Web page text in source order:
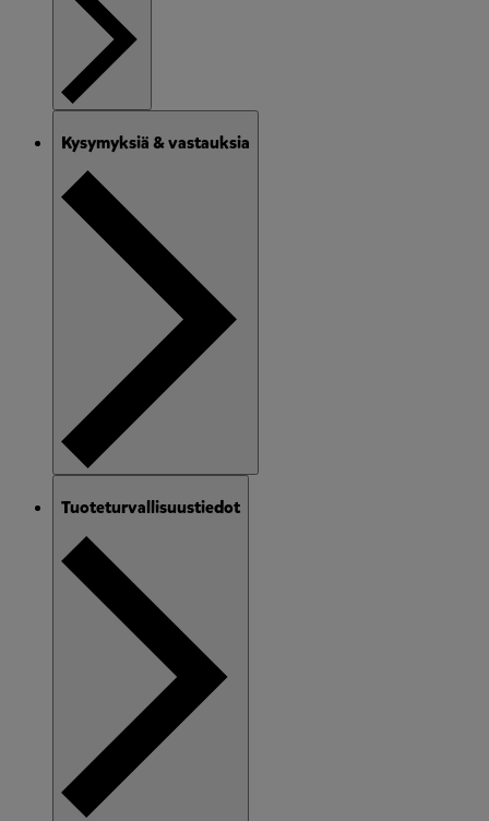
Kysymyksiä & vastauksia
Tuoteturvallisuustiedot